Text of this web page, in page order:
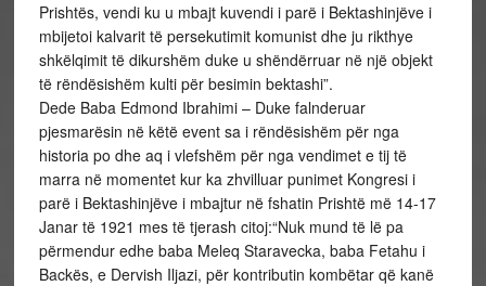
Prishtës, vendi ku u mbajt kuvendi i parë i Bektashinjëve i
mbijetoi kalvarit të persekutimit komunist dhe ju rikthye
shkëlqimit të dikurshëm duke u shëndërruar në një objekt
të rëndësishëm kulti për besimin bektashi”.
Dede Baba Edmond Ibrahimi – Duke falnderuar
pjesmarësin në këtë event sa i rëndësishëm për nga
historia po dhe aq i vlefshëm për nga vendimet e tij të
marra në momentet kur ka zhvilluar punimet Kongresi i
parë i Bektashinjëve i mbajtur në fshatin Prishtë më 14-17
Janar të 1921 mes të tjerash citoj:“Nuk mund të lë pa
përmendur edhe baba Meleq Staravecka, baba Fetahu i
Backës, e Dervish Iljazi, për kontributin kombëtar që kanë